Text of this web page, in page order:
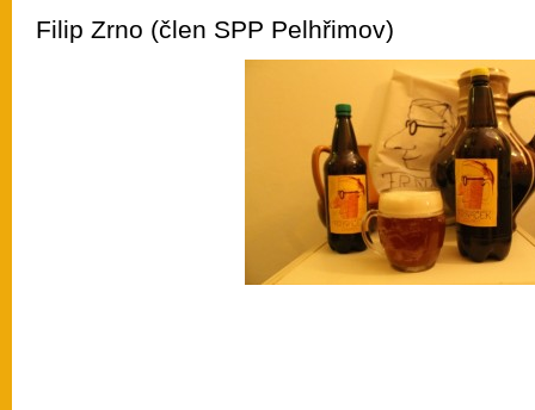
Filip Zrno (člen SPP Pelhřimov)